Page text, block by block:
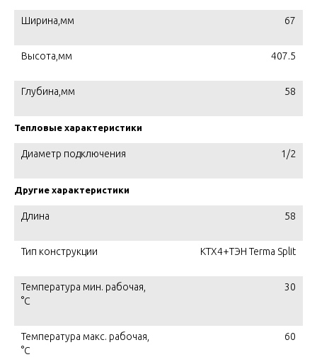
Ширина,мм 67
Высота,мм 407.5
Глубина,мм 58
Тепловые характеристики
Диаметр подключения 1/2
Другие характеристики
Длина 58
Тип конструкции KTX4+ТЭН Terma Split
Температура мин. рабочая,
°C
30
Температура макс. рабочая,
°C
60